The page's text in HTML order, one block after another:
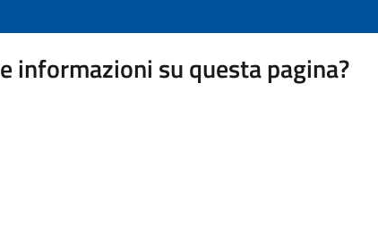
informazioni su questa pagina?